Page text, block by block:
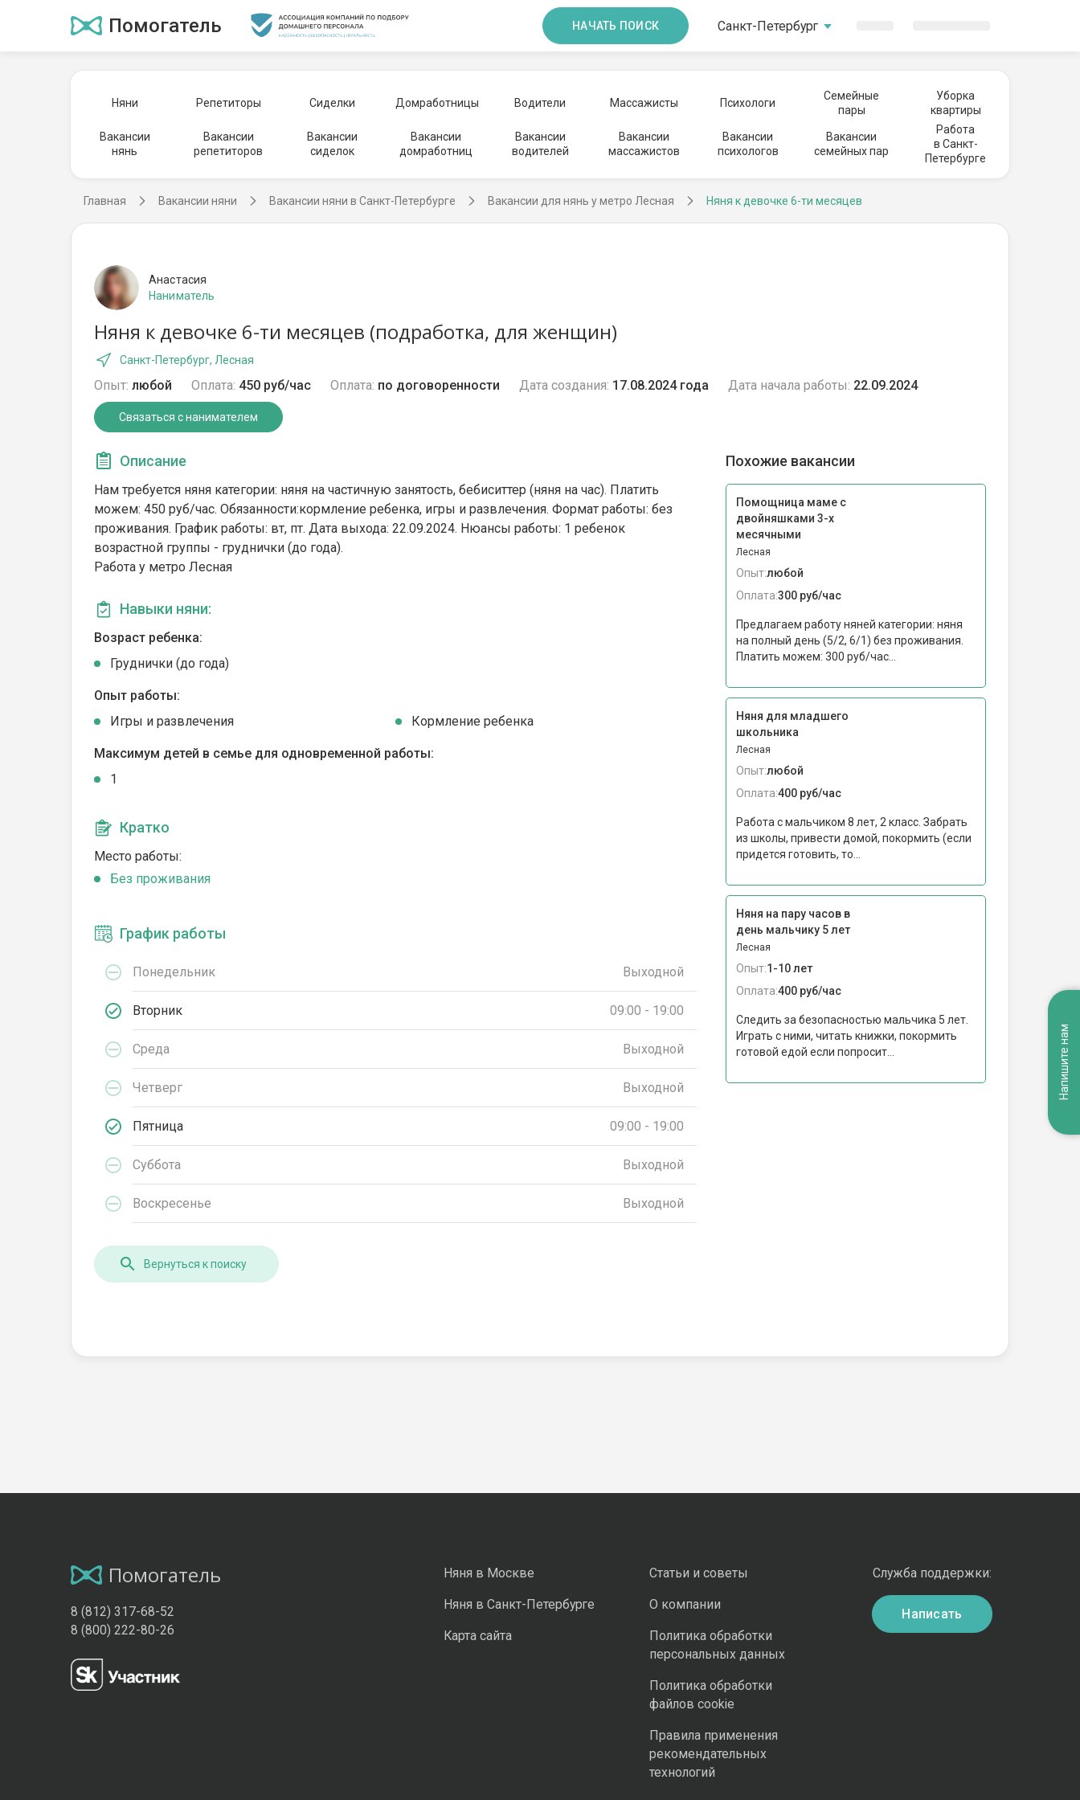
Помогатель НАЧАТЬ ПОИСК Санкт-Петербург
Няни Репетиторы Сиделки Домработницы Водители Массажисты Психологи
Семейные
пары
Уборка
квартиры
Вакансии
нянь
Вакансии
репетиторов
Вакансии
сиделок
Вакансии
домработниц
Вакансии
водителей
Вакансии
массажистов
Вакансии
психологов
Вакансии
семейных пар
Работа
в Санкт-
Петербурге
Главная Вакансии няни Вакансии няни в Санкт-Петербурге Вакансии для нянь у метро Лесная Няня к девочке 6-ти месяцев
Анастасия
Наниматель
Няня к девочке 6-ти месяцев (подработка, для женщин)
Санкт-Петербург, Лесная
Опыт: любой Оплата: 450 руб/час Оплата: по договоренности Дата создания: 17.08.2024 года Дата начала работы: 22.09.2024
Связаться с нанимателем
Описание
Нам требуется няня категории: няня на частичную занятость, бебиситтер (няня на час). Платить
можем: 450 руб/час. Обязанности:кормление ребенка, игры и развлечения. Формат работы: без
проживания. График работы: вт, пт. Дата выхода: 22.09.2024. Нюансы работы: 1 ребенок
возрастной группы - груднички (до года).
Работа у метро Лесная
Навыки няни:
Возраст ребенка:
Груднички (до года)
Опыт работы:
Игры и развлечения
Кормление ребенка
Максимум детей в семье для одновременной работы:
1
Кратко
Место работы:
Без проживания
График работы
Понедельник Выходной
Вторник 09:00 - 19:00
Среда Выходной
Четверг Выходной
Пятница 09:00 - 19:00
Суббота Выходной
Воскресенье Выходной
Похожие вакансии
Помощница маме с
двойняшками 3-х
месячными
Лесная
Опыт:любой
Оплата:300 руб/час
Предлагаем работу няней категории: няня
на полный день (5/2, 6/1) без проживания.
Платить можем: 300 руб/час...
Няня для младшего
школьника
Лесная
Опыт:любой
Оплата:400 руб/час
Работа с мальчиком 8 лет, 2 класс. Забрать
из школы, привести домой, покормить (если
придется готовить, то...
Няня на пару часов в
день мальчику 5 лет
Лесная
Опыт:1-10 лет
Оплата:400 руб/час
Следить за безопасностью мальчика 5 лет.
Играть с ними, читать книжки, покормить
готовой едой если попросит...
Вернуться к поиску
Помогатель
8 (812) 317-68-52
8 (800) 222-80-26
Няня в Москве
Няня в Санкт-Петербурге
Карта сайта
Статьи и советы
О компании
Политика обработки
персональных данных
Политика обработки
файлов cookie
Правила применения
рекомендательных
технологий
Служба поддержки:
Написать
Напишите нам